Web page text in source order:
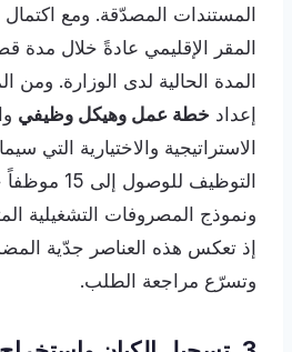
المستندات المصدّقة. ومع
المقر الإقليمي عادةً خلال مدة
المدة الحالية لدى الوزارة. ومن
إعداد خطة عمل وهيكل وظيفي
الاستراتيجية والاختيارية التي
التوظيف
ونموذج المصروفات التشغيلية
إذ تعكس هذه العناصر جدّية
وتسرّع مراجعة الطلب.